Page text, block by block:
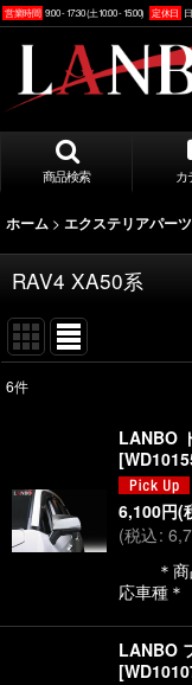
営業時間 9:00 - 17:30 (土10:00 - 15:00) 定休日
商品検索 カ
ホーム > エクステリアパーツ
RAV4 XA50系
6件
LANBO
[
6,100円(
(税込:
＊商品
応車種
LANBO
[